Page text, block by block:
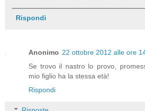
Rispondi
Anonimo 22 ottobre 2012 alle ore
Se trovo il nastro lo provo,
mio figlio ha la stessa età!
Rispondi